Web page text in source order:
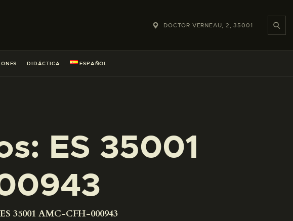
DOCTOR VERNEAU, 2, 35001
DIDÁCTICA ESPAÑOL
ES 35001
35001 AMC-CFH-000943